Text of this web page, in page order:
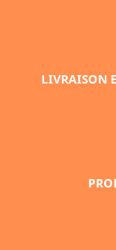
LIVRAISON